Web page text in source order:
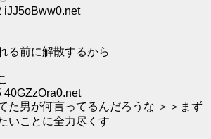
iJJ5oBww0.net
る前に解散するから
40GZzOra0.net
た男が何言ってるんだろうな ＞＞まず
いことに全力尽くす